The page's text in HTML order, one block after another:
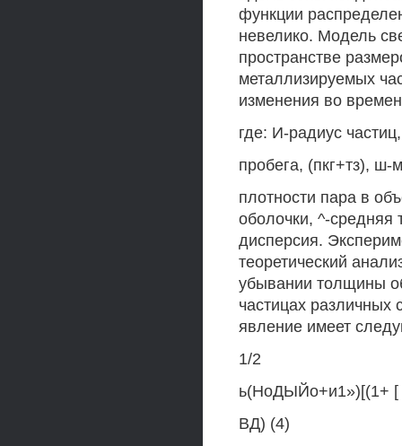
функции
невелико. Модель
пространстве
металлизируемых
изменения во
где: И-радиус
пробега, (пкг+тз),
плотности пара в
оболочки, ^-средняя
дисперсия.
теоретический
убывании толщины
частицах различных
явление имеет
1/2
ь(НоДЫЙо+и1»)[(1+
ВД) (4)